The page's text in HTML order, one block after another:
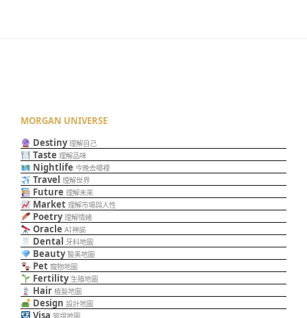
MORGAN UNIVERSE
Destiny 理解自己
Taste 理解品味
Nightlife 今晚去哪裡
Travel 理解世界
Future 理解未來
Market 理解市場與人性
Poetry 理解情緒
Oracle AI神諭
Dental 牙科地圖
Beauty 醫美地圖
Pet 寵物地圖
Fertility 生殖地圖
Hair 植髮地圖
Design 設計地圖
Visa